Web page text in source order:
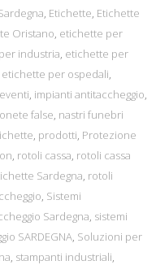
, Etichette, Etichette
Oristano, etichette per
industria, etichette per
etichette per ospedali,
eventi, impianti antitaccheggio,
false, nastri funebri
, prodotti, Protezione
, rotoli cassa, rotoli cassa
Sardegna, rotoli
, Sistemi
Sardegna, sistemi
SARDEGNA, Soluzioni per
, stampanti industriali,